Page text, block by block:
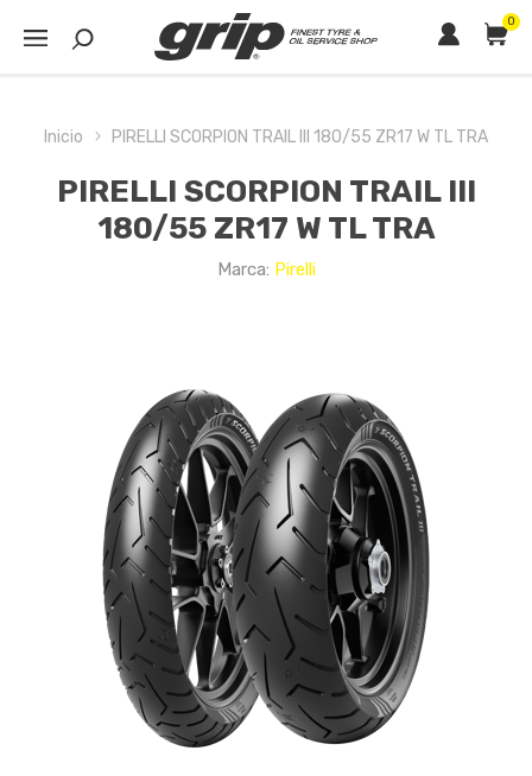
0
Inicio PIRELLI SCORPION TRAIL III 180/55 ZR17 W TL TRA
PIRELLI SCORPION TRAIL III
180/55 ZR17 W TL TRA
Marca: Pirelli